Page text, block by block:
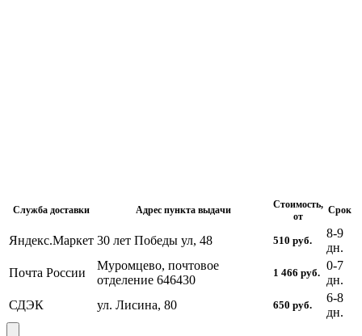
Служба доставки Адрес пункта выдачи
Стоимость,
от
Срок
Яндекс.Маркет 30 лет Победы ул, 48 510 руб.
8-9
дн.
Почта России
Муромцево, почтовое
отделение 646430
1 466 руб.
0-7
дн.
СДЭК
ул. Лисина, 80 650 руб.
6-8
дн.